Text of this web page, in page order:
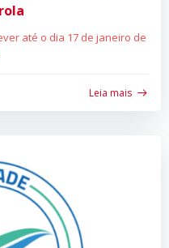
até o dia 17 de janeiro de
Leia mais